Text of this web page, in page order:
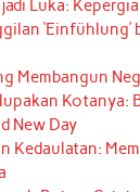
Luka:
‘Einfühlung’
Membangun
Kotanya:
New Day
Kedaulatan: